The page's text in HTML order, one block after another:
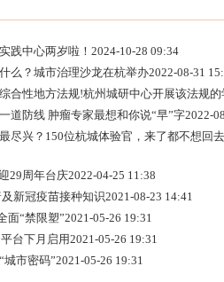
践中心两岁啦！ 2024-10-28 09:34
么？城市治理沙龙在杭举办2022-08-31
合性地方法规!杭州城研中心开展该法规
道防线 肿瘤专家最想和你说“早”字2022-
尽兴？150位杭城体验官，来了都不想回
29周年台庆2022-04-25 11:38
新冠疫苗接种知识2021-08-23 14:41
面“禁限塑”2021-05-26 19:31
台下月启用2021-05-26 19:31
城市密码”2021-05-26 19:31